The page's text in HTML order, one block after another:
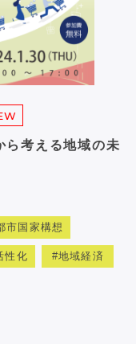
ら考える地域の未
市国家構想
性化 地域経済